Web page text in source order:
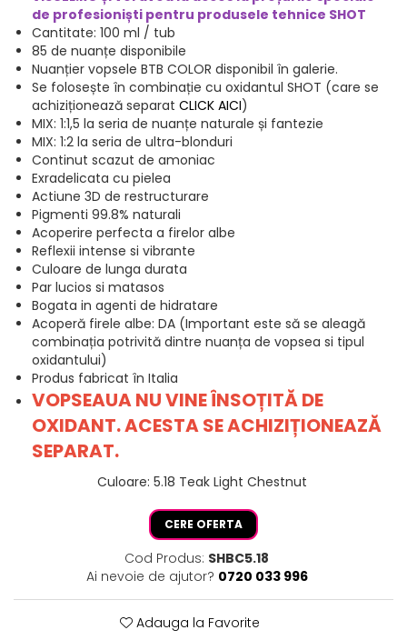
de profesioniști pentru produsele tehnice SHOT
Cantitate: 100 ml / tub
85 de nuanțe disponibile
Nuanțier vopsele BTB COLOR disponibil în galerie.
Se folosește în combinație cu oxidantul SHOT (care se
achiziționează separat CLICK AICI)
MIX: 1:1,5 la seria de nuanțe naturale și fantezie
MIX: 1:2 la seria de ultra-blonduri
Continut scazut de amoniac
Exradelicata cu pielea
Actiune 3D de restructurare
Pigmenti 99.8% naturali
Acoperire perfecta a firelor albe
Reflexii intense si vibrante
Culoare de lunga durata
Par lucios si matasos
Bogata in agenti de hidratare
Acoperă firele albe: DA (Important este să se aleagă
combinația potrivită dintre nuanța de vopsea si tipul
oxidantului)
Produs fabricat în Italia
VOPSEAUA NU VINE ÎNSOȚITĂ DE
OXIDANT. ACESTA SE ACHIZIȚIONEAZĂ
SEPARAT.
Culoare: 5.18 Teak Light Chestnut
CERE OFERTA
Cod Produs: SHBC5.18
Ai nevoie de ajutor? 0720 033 996
Adauga la Favorite